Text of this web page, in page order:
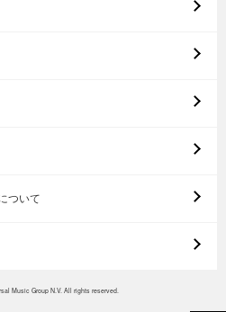
ついて
Music Group N.V. All rights reserved.